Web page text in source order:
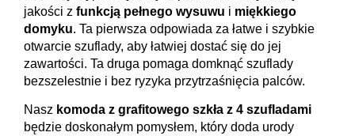
jakości z funkcją pełnego wysuwu i miękkiego
domyku. Ta pierwsza odpowiada za łatwe i szybkie
otwarcie szuflady, aby łatwiej dostać się do jej
zawartości. Ta druga pomaga domknąć szuflady
bezszelestnie i bez ryzyka przytrzaśnięcia palców.
Nasz komoda z grafitowego szkła z 4 szufladami
będzie doskonałym pomysłem, który doda urody